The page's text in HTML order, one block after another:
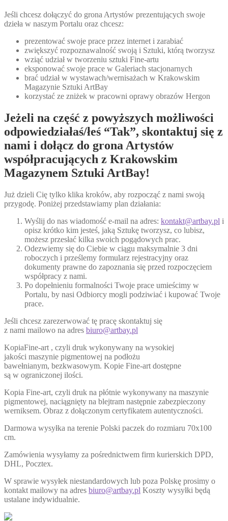
Jeśli chcesz dołączyć do grona Artystów prezentujących swoje
dzieła w naszym Portalu oraz chcesz:
prezentować swoje prace przez internet i zarabiać
zwiększyć rozpoznawalność swoją i Sztuki, którą tworzysz
wziąć udział w tworzeniu sztuki Fine-artu
eksponować swoje prace w Galeriach stacjonarnych
brać udział w wystawach/wernisażach w Krakowskim
Magazynie Sztuki ArtBay
korzystać ze zniżek w pracowni oprawy obrazów Hergon
Jeżeli na część z powyższych możliwości
odpowiedziałaś/łeś “Tak”, skontaktuj się z
nami i dołącz do grona Artystów
współpracujących z Krakowskim
Magazynem Sztuki ArtBay!
Już dzieli Cię tylko klika kroków, aby rozpocząć z nami swoją
przygodę. Poniżej przedstawiamy plan działania:
Wyślij do nas wiadomość e-mail na adres: kontakt@artbay.pl i
opisz krótko kim jesteś, jaką Sztukę tworzysz, co lubisz,
możesz przesłać kilka swoich pogądowych prac.
Odezwiemy się do Ciebie w ciągu maksymalnie 3 dni
roboczych i prześlemy formularz rejestracyjny oraz
dokumenty prawne do zapoznania się przed rozpoczęciem
współpracy z nami.
Po dopełnieniu formalności Twoje prace umieścimy w
Portalu, by nasi Odbiorcy mogli podziwiać i kupować Twoje
prace.
Jeśli chcesz zarezerwować tę pracę skontaktuj się
z nami mailowo na adres biuro@artbay.pl
KopiaFine-art , czyli druk wykonywany na wysokiej
jakości maszynie pigmentowej na podłożu
bawełnianym, bezkwasowym. Kopie Fine-art dostępne
są w ograniczonej ilości.
Kopia Fine-art, czyli druk na płótnie wykonywany na maszynie
pigmentowej, naciągnięty na blejtram następnie zabezpieczony
werniksem. Obraz z dołączonym certyfikatem autentyczności.
Darmowa wysyłka na terenie Polski paczek do rozmiaru 70x100
cm.
Zamówienia wysyłamy za pośrednictwem firm kurierskich DPD,
DHL, Pocztex.
W sprawie wysyłek niestandardowych lub poza Polskę prosimy o
kontakt mailowy na adres biuro@artbay.pl Koszty wysyłki będą
ustalane indywidualnie.